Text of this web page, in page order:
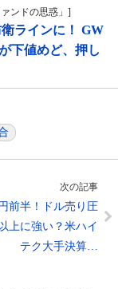
ンドの思惑」]
ラインに！ GW
下値めど、押し
次の記事
前半！ドル売り圧
上に強い？米ハイ
テク大手決算…